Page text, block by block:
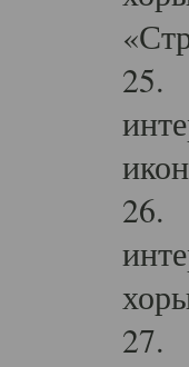
25.
26.
27.